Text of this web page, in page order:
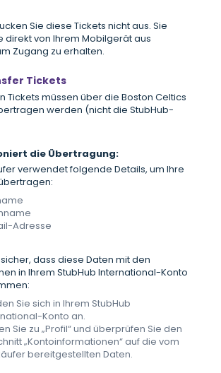
Sie diese Tickets nicht aus. Sie
direkt von Ihrem Mobilgerät aus
Zugang zu erhalten.
Tickets
Tickets müssen über die Boston Celtics
werden (nicht die StubHub-
die Übertragung:
verwendet folgende Details, um Ihre
Adresse
dass diese Daten mit den
in Ihrem StubHub International-Konto
Sie sich in Ihrem StubHub
Konto an.
Sie zu „Profil“ und überprüfen Sie den
„Kontoinformationen“ auf die vom
bereitgestellten Daten.